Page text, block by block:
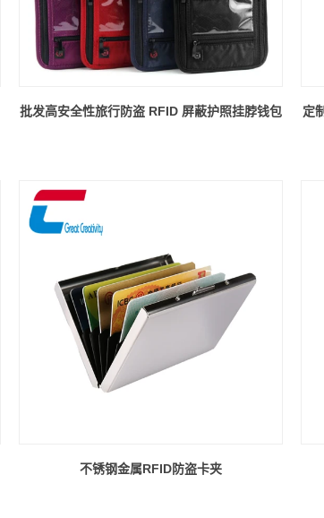
批发高安全性旅行防盗 RFID 屏蔽护照挂脖钱包 定
不锈钢金属RFID防盗卡夹